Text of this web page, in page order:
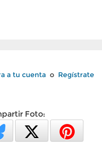
a tu cuenta o Regístrate
Foto: